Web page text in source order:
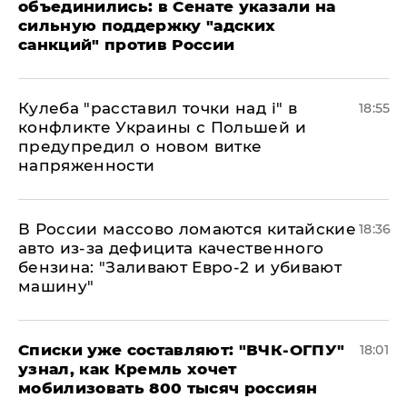
объединились: в Сенате указали на
сильную поддержку "адских
санкций" против России
Кулеба "расставил точки над і" в
конфликте Украины с Польшей и
предупредил о новом витке
напряженности
18:55
В России массово ломаются китайские
авто из-за дефицита качественного
бензина: "Заливают Евро-2 и убивают
машину"
18:36
Списки уже составляют: "ВЧК-ОГПУ"
узнал, как Кремль хочет
мобилизовать 800 тысяч россиян
18:01